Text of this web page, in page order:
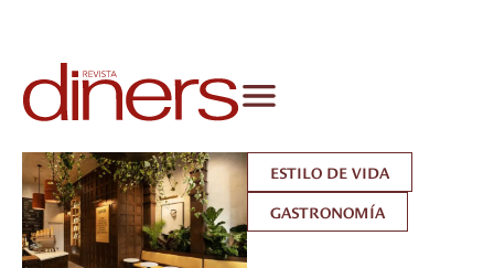
ESTILO DE VIDA
GASTRONOMÍA